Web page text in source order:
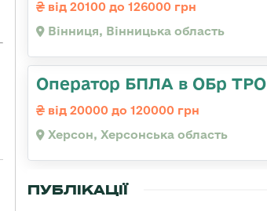
від 20100 до 126000 грн
Вінниця, Вінницька область
Оператор БПЛА в ОБр ТРО
від 20000 до 120000 грн
Херсон, Херсонська область
ПУБЛІКАЦІЇ